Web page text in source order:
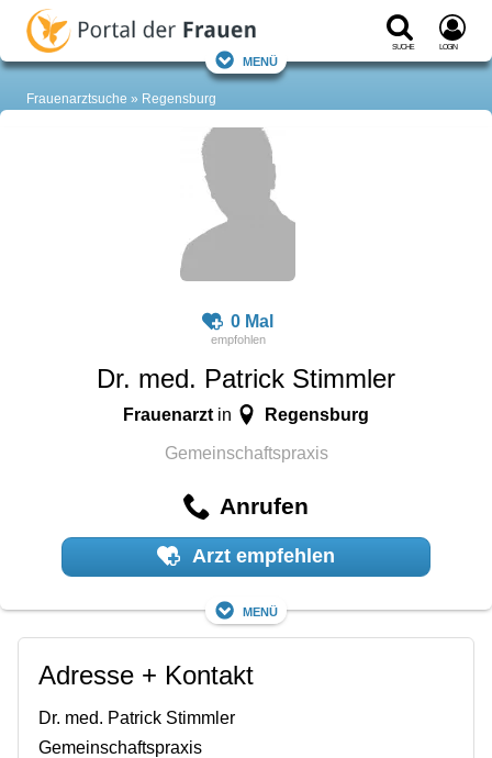
Suche Login
Menü
Frauenarztsuche Regensburg
0 Mal
Dr. med. Patrick Stimmler
Frauenarzt in Regensburg
Gemeinschaftspraxis
Anrufen
Arzt empfehlen
Menü
Adresse + Kontakt
Dr. med. Patrick Stimmler
Gemeinschaftspraxis